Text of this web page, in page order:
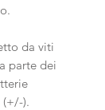
da viti
parte dei
).